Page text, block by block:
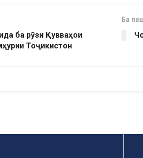
ба рӯзи Қувваҳои
Тоҷикистон
Ба